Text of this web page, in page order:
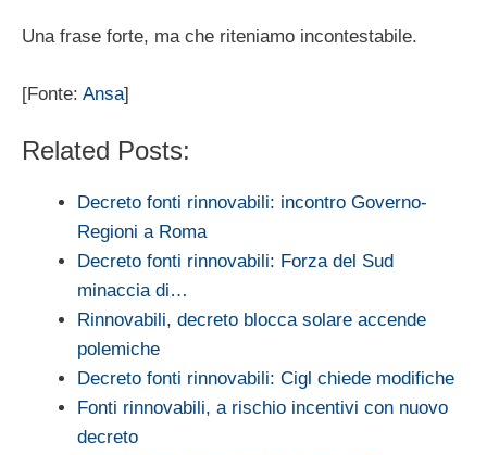
Una frase forte, ma che riteniamo incontestabile.
[Fonte: Ansa]
Related Posts:
Decreto fonti rinnovabili: incontro Governo-
Regioni a Roma
Decreto fonti rinnovabili: Forza del Sud
minaccia di…
Rinnovabili, decreto blocca solare accende
polemiche
Decreto fonti rinnovabili: Cigl chiede modifiche
Fonti rinnovabili, a rischio incentivi con nuovo
decreto